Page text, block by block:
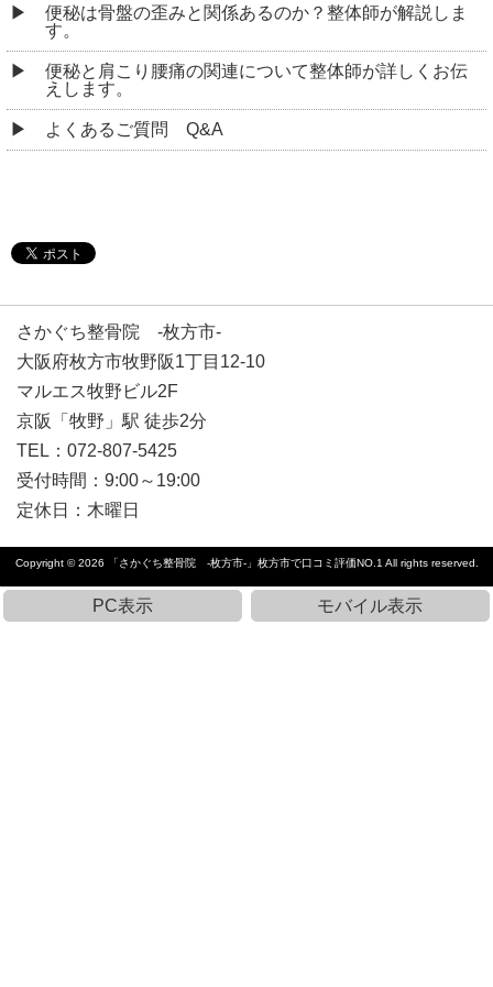
便秘は骨盤の歪みと関係あるのか？整体師が解説しま
す。
便秘と肩こり腰痛の関連について整体師が詳しくお伝
えします。
よくあるご質問 Q&A
さかぐち整骨院 -枚方市-
大阪府枚方市牧野阪1丁目12-10
マルエス牧野ビル2F
京阪「牧野」駅 徒歩2分
TEL：072-807-5425
受付時間：9:00～19:00
定休日： 木曜日
Copyright © 2026 「さかぐち整骨院 -枚方市-」枚方市で口コミ評価NO.1 All rights reserved.
PC表示 モバイル表示